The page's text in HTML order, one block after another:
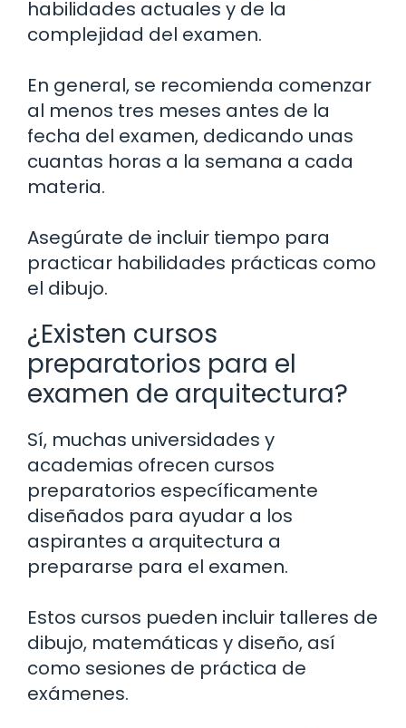
habilidades actuales y de la
complejidad del examen.
En general, se recomienda comenzar
al menos tres meses antes de la
fecha del examen, dedicando unas
cuantas horas a la semana a cada
materia.
Asegúrate de incluir tiempo para
practicar habilidades prácticas como
el dibujo.
¿Existen cursos
preparatorios para el
examen de arquitectura?
Sí, muchas universidades y
academias ofrecen cursos
preparatorios específicamente
diseñados para ayudar a los
aspirantes a arquitectura a
prepararse para el examen.
Estos cursos pueden incluir talleres de
dibujo, matemáticas y diseño, así
como sesiones de práctica de
exámenes.